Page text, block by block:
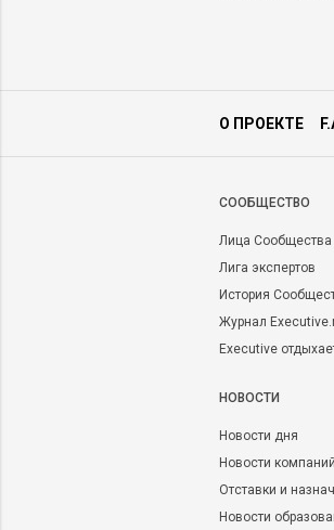
О ПРОЕКТЕ
CООБЩЕСТВО
Лица Сообщества
Лига экспертов
История
Журнал
Executive
НОВОСТИ
Новости дня
Новости компаний
Отставки и
Новости